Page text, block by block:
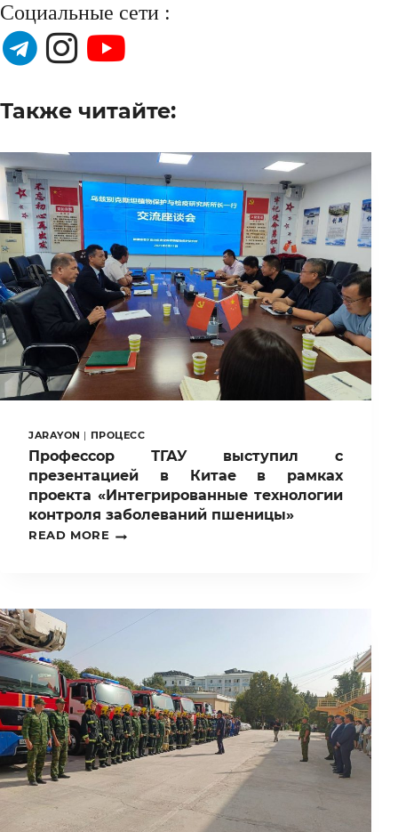
Социальные сети :
Также читайте:
JARAYON | ПРОЦЕСС
Профессор ТГАУ выступил с
презентацией в Китае в рамках
проекта «Интегрированные технологии
контроля заболеваний пшеницы»
READ MORE
ПРОФЕССОР
В
КИТАЕ
В
РАМКАХ
ПРОЕКТА
«ИНТЕГРИРОВАННЫЕ
ТЕХНОЛОГИИ
КОНТРОЛЯ
ЗАБОЛЕВАНИЙ
ПШЕНИЦЫ»